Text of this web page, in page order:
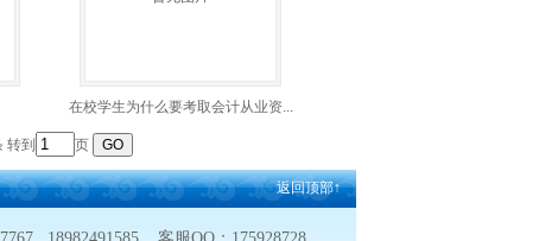
在校学生为什么要考取会计从业资...
转到 页
返回顶部↑